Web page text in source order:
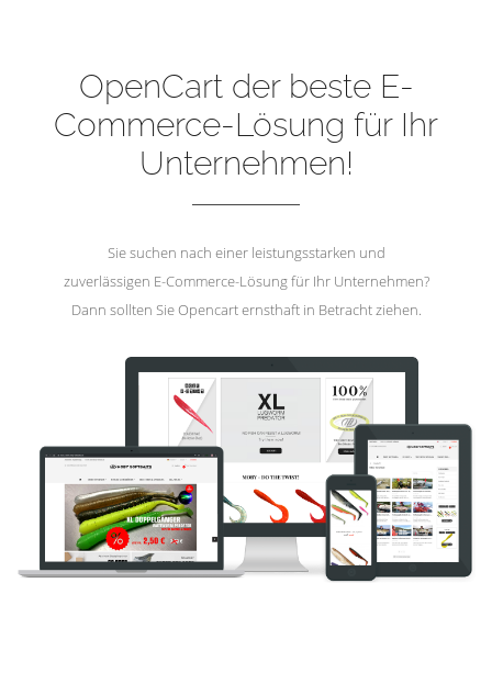
OpenCart der beste E-
Commerce-Lösung für Ihr
Unternehmen!
Sie suchen nach einer leistungsstarken und
zuverlässigen E-Commerce-Lösung für Ihr Unternehmen?
Dann sollten Sie Opencart ernsthaft in Betracht ziehen.